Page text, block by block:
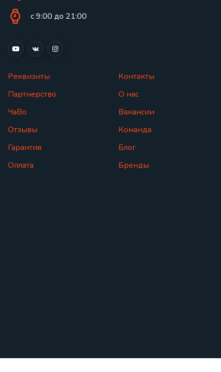
с 9:00 до 21:00
Реквизиты
Партнерство
ЧаВо
Отзывы
Гарантия
Оплата
Контакты
О нас
Вакансии
Команда
Блог
Бренды